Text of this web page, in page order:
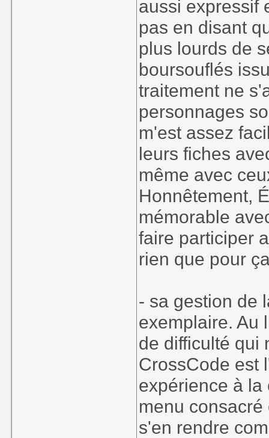
aussi expressif
pas en disant
plus lourds de
boursouflés
traitement ne
personnages
m'est assez
leurs fiches
même avec
Honnêtement,
mémorable
faire participer
rien que pour
- sa gestion de
exemplaire. Au
de difficulté qui
CrossCode est
expérience à la
menu
s'en rendre